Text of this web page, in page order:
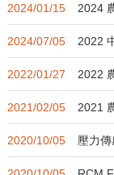
2024/01/15 2024
2024/07/05 2022
2022/01/27 2022
2021/02/05 2021
2020/10/05 壓力傳